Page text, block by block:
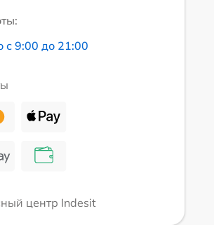
с 9:00 до 21:00
центр Indesit